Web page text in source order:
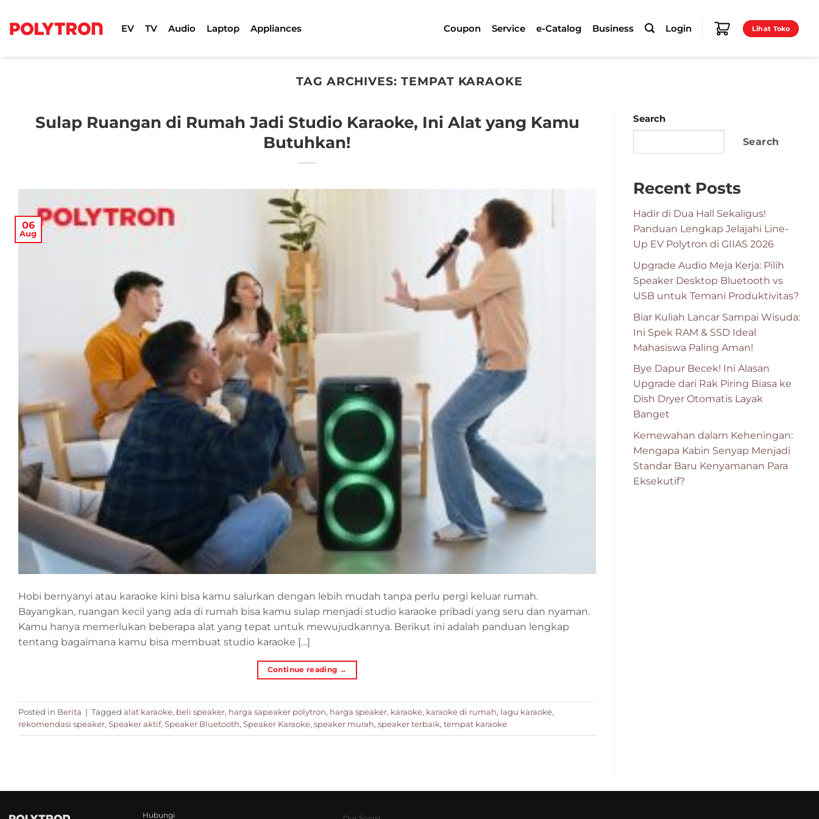
content
EV TV Audio Laptop Appliances Coupon Service e-Catalog Business Login Lihat Toko
TAG ARCHIVES: TEMPAT KARAOKE
Sulap Ruangan di Rumah Jadi Studio Karaoke, Ini Alat yang Kamu
Butuhkan!
06
Aug
Hobi bernyanyi atau karaoke kini bisa kamu salurkan dengan lebih mudah tanpa perlu pergi keluar rumah.
Bayangkan, ruangan kecil yang ada di rumah bisa kamu sulap menjadi studio karaoke pribadi yang seru dan nyaman.
Kamu hanya memerlukan beberapa alat yang tepat untuk mewujudkannya. Berikut ini adalah panduan lengkap
tentang bagaimana kamu bisa membuat studio karaoke […]
Continue reading →
Posted in Berita | Tagged alat karaoke, beli speaker, harga sapeaker polytron, harga speaker, karaoke, karaoke di rumah, lagu karaoke,
rekomendasi speaker, Speaker aktif, Speaker Bluetooth, Speaker Karaoke, speaker murah, speaker terbaik, tempat karaoke
Search
Search
Recent Posts
Hadir di Dua Hall Sekaligus!
Panduan Lengkap Jelajahi Line-
Up EV Polytron di GIIAS 2026
Upgrade Audio Meja Kerja: Pilih
Speaker Desktop Bluetooth vs
USB untuk Temani Produktivitas?
Biar Kuliah Lancar Sampai Wisuda:
Ini Spek RAM & SSD Ideal
Mahasiswa Paling Aman!
Bye Dapur Becek! Ini Alasan
Upgrade dari Rak Piring Biasa ke
Dish Dryer Otomatis Layak
Banget
Kemewahan dalam Keheningan:
Mengapa Kabin Senyap Menjadi
Standar Baru Kenyamanan Para
Eksekutif?
Hubungi